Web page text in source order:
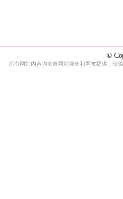
©
所有网站内容均来自网站搜集和网友提供，仅